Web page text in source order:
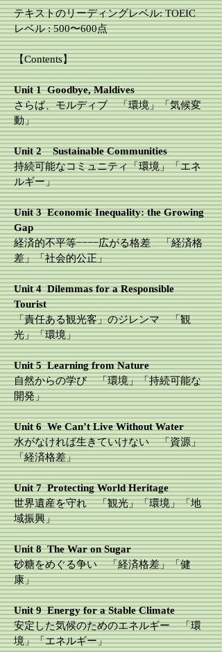
テキストのリーディングレベル: TOEIC
レベル : 500〜600点
【Contents】
​Unit 1 Goodbye, Maldives
さらば、モルディブ 「環境」「気候変
動」
​Unit 2 Sustainable Communities
持続可能なコミュニティ「環境」「エネ
ルギー」
​Unit 3 Economic Inequality: the Growing
Gap
経済的不平等−−−−広がる格差 「経済格
差」「社会的公正」
​Unit 4 Dilemmas for a Responsible
Tourist
「責任ある観光客」のジレンマ 「観
光」「環境」
​Unit 5 Learning from Nature
自然からの学び 「環境」「持続可能な
開発」
​Unit 6 We Can’t Live Without Water
水がなければ生きていけない 「資源」
「経済格差」
​Unit 7 Protecting World Heritage
世界遺産を守れ 「観光」「環境」「地
域振興」
​Unit 8 The War on Sugar
砂糖をめぐる争い 「経済格差」「健
康」
​Unit 9 Energy for a Stable Climate
安定した気候のためのエネルギー 「環
境」「エネルギー」